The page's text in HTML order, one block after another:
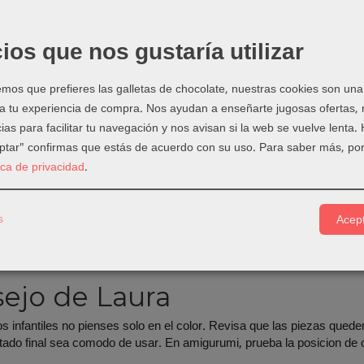
es un cuentas o aros para
es muy util para trabajos de crochet, costura creativa,
llaveros y pequenos detalles handmade.
combinar colores, texturas y materiales en proyectos
con el agujero de la pieza.
de uso
mordedores y accesorios infantiles.
de Laura
infantiles no pienses solo en el color. Revisa que las piezas
final sea comodo de usar. En amigurumi, prueba la posicion
que nos gustaría utilizar
que prefieres las galletas de chocolate, nuestras cookies son
tu experiencia de compra. Nos ayudan a enseñarte jugosas ofertas,
para facilitar tu navegación y nos avisan si la web se vuelve lenta.
confirmas que estás de acuerdo con su uso. Para saber más,
de privacidad.